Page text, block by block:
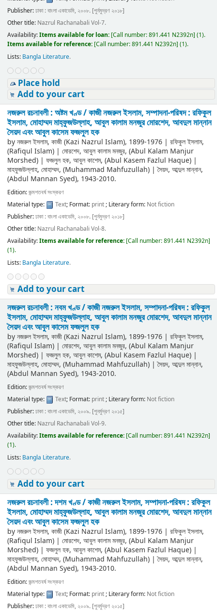
Publisher:ঢাকা : বাংলা একাডেমি, ২০০৮. [পুর্নমুদ্রণ ২০১৮]
Other title: Nazrul Rachanabali Vol-7.
Availability:Items available for loan: [Call number:891.441 N2392n] (1).
Items available for reference: [Call number:891.441 N2392n] (1).
Lists: Bangla Literature.
Place hold
Add to your cart
নজরুল রচনাবলী : অষ্টম খণ্ড /কাজী নজরুল ইসলাম, সম্পাদনা-পরিষদ : রফিকুল
ইসলাম, মোহাম্মদ মাহ্‌ফুজউল্লাহ, আবুল কালাম মনজুর মোরশেদ, আবদুল মান্নান
সৈয়দ এবং আবুল কাসেম ফজলুল হক
byনজরুল ইসলাম, কাজী (Kazi Nazrul Islam), 1899-1976| রফিকুল ইসলাম,
(Rafiqul Islam)| মোরশেদ, আবুল কালাম মনজুর, (Abul Kalam Manjur
Morshed)| ফজলুল হক, আবুল কাশেম, (Abul Kasem Fazlul Haque)|
মাহফুজউল্লাহ, মোহাম্মদ, (Muhammad Mahfuzullah)|সৈয়দ, আব্দুল মান্নান,
(Abdul Mannan Syed), 1943-2010.
Edition:জন্মশতবর্ষ সংস্করণ
Material type:
Text; Format: print; Literary form: Not fiction
Publisher:ঢাকা : বাংলা একাডেমি, ২০০৮. [পুর্নমুদ্রণ ২০১৮]
Other title: Nazrul Rachanabali Vol-8.
Availability:Items available for reference: [Call number:891.441 N2392n]
(1).
Lists: Bangla Literature.
Add to your cart
নজরুল রচনাবলী : নবম খণ্ড /কাজী নজরুল ইসলাম, সম্পাদনা-পরিষদ : রফিকুল
ইসলাম, মোহাম্মদ মাহ্‌ফুজউল্লাহ, আবুল কালাম মনজুর মোরশেদ, আবদুল মান্নান
সৈয়দ এবং আবুল কাসেম ফজলুল হক
byনজরুল ইসলাম, কাজী (Kazi Nazrul Islam), 1899-1976| রফিকুল ইসলাম,
(Rafiqul Islam)| মোরশেদ, আবুল কালাম মনজুর, (Abul Kalam Manjur
Morshed)| ফজলুল হক, আবুল কাশেম, (Abul Kasem Fazlul Haque)|
মাহফুজউল্লাহ, মোহাম্মদ, (Muhammad Mahfuzullah)|সৈয়দ, আব্দুল মান্নান,
(Abdul Mannan Syed), 1943-2010.
Edition:জন্মশতবর্ষ সংস্করণ
Material type:
Text; Format: print; Literary form: Not fiction
Publisher:ঢাকা : বাংলা একাডেমি, ২০০৯. [পুনর্মুদ্রণ ২০১৫]
Other title: Nazrul Rachanabali Vol-9.
Availability:Items available for reference: [Call number:891.441 N2392n]
(1).
Lists: Bangla Literature.
Add to your cart
নজরুল রচনাবলী : দশম খণ্ড /কাজী নজরুল ইসলাম, সম্পাদনা-পরিষদ : রফিকুল
ইসলাম, মোহাম্মদ মাহ্‌ফুজউল্লাহ, আবুল কালাম মনজুর মোরশেদ, আবদুল মান্নান
সৈয়দ এবং আবুল কাসেম ফজলুল হক
byনজরুল ইসলাম, কাজী (Kazi Nazrul Islam), 1899-1976| রফিকুল ইসলাম,
(Rafiqul Islam)| মোরশেদ, আবুল কালাম মনজুর, (Abul Kalam Manjur
Morshed)| ফজলুল হক, আবুল কাশেম, (Abul Kasem Fazlul Haque)|
মাহফুজউল্লাহ, মোহাম্মদ, (Muhammad Mahfuzullah)|সৈয়দ, আব্দুল মান্নান,
(Abdul Mannan Syed), 1943-2010.
Edition:জন্মশতবর্ষ সংস্করণ
Material type:
Text; Format: print; Literary form: Not fiction
Publisher:ঢাকা : বাংলা একাডেমি, ২০০৯. [পুনর্মুদ্রণ ২০১৫]